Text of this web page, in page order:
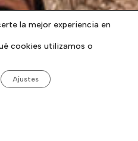
la mejor experiencia en
cookies utilizamos o
Ajustes